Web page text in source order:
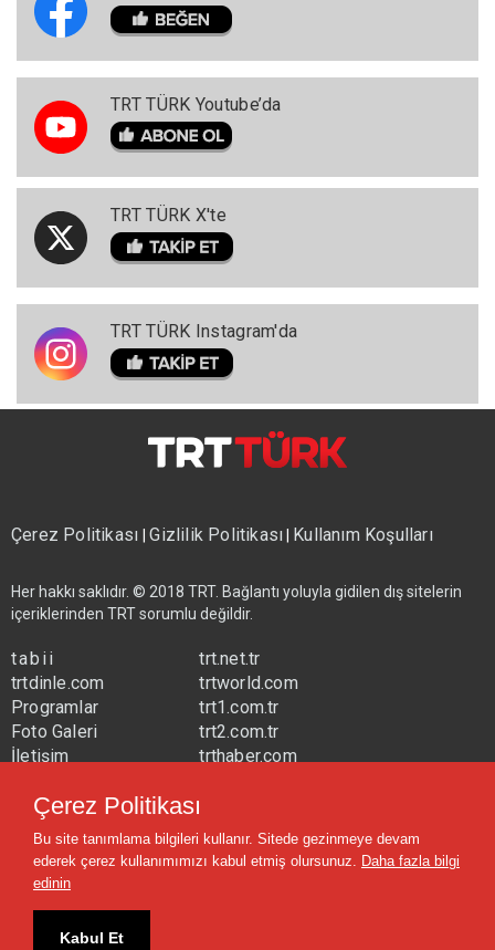
TRT TÜRK Youtube’da
TRT TÜRK X'te
TRT TÜRK Instagram'da
Çerez Politikası|Gizlilik Politikası| Kullanım Koşulları
Her hakkı saklıdır. © 2018 TRT. Bağlantı yoluyla gidilen dış sitelerin
içeriklerinden TRT sorumlu değildir.
tabii
trtdinle.com
Programlar
Foto Galeri
İletişim
trt.net.tr
trtworld.com
trt1.com.tr
trt2.com.tr
trthaber.com
trtavaz.com.tr
trtmuzik.net.tr
trtcocuk.net.tr
Çerez Politikası
Bu site tanımlama bilgileri kullanır. Sitede gezinmeye devam
ederek çerez kullanımımızı kabul etmiş olursunuz. Daha fazla bilgi
edinin
Kabul Et